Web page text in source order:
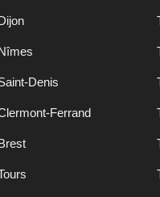
Denis
Ferrand